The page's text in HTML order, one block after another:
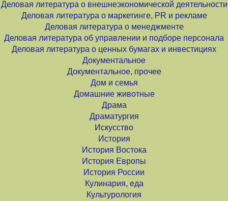
Деловая литература о внешнеэкономической деятельности
Деловая литература о маркетинге, PR и рекламе
Деловая литература о менеджменте
Деловая литература об управлении и подборе персонала
Деловая литература о ценных бумагах и инвестициях
Документальное
Документальное, прочее
Дом и семья
Домашние животные
Драма
Драматургия
Искусство
История
История Востока
История Европы
История России
Кулинария, еда
Культурология